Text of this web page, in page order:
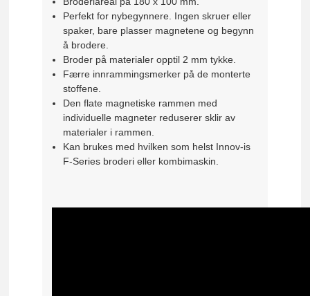
Perfekt for nybegynnere. Ingen skruer eller
spaker, bare plasser magnetene og begynn
å brodere.
Broder på materialer opptil 2 mm tykke.
Færre innrammingsmerker på de monterte
stoffene.
Den flate magnetiske rammen med
individuelle magneter reduserer sklir av
materialer i rammen.
Kan brukes med hvilken som helst Innov-is
F-Series broderi eller kombimaskin.